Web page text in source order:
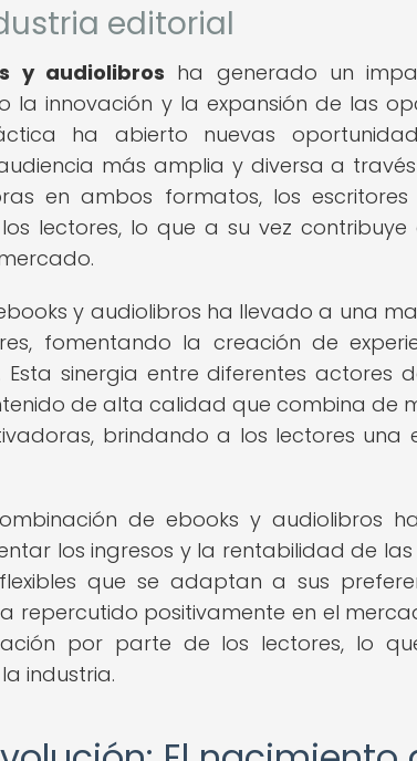
editorial
y audiolibros ha generado un
la innovación y la expansión de las
ha abierto nuevas
más amplia y diversa a
en ambos formatos, los
lectores, lo que a su vez
y audiolibros ha llevado a una
fomentando la creación de
Esta sinergia entre diferentes actores
de alta calidad que combina de
brindando a los lectores una
de ebooks y audiolibros
los ingresos y la rentabilidad de
que se adaptan a sus
repercutido positivamente en el
por parte de los lectores, lo
industria.